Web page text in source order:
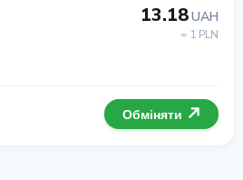
13.18UAH
= 1 PLN
Обміняти